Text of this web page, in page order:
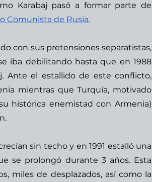
Karabaj pasó a formar parte de
Comunista de Rusia.
con sus pretensiones separatistas,
iba debilitando hasta que en 1988
Ante el estallido de este conflicto,
mientras que Turquía, motivado
histórica enemistad con Armenia)
sin techo y en 1991 estalló una
se prolongó durante 3 años. Esta
miles de desplazados, así como la